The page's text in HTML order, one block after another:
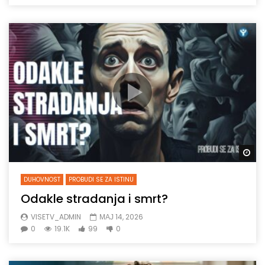
DUHOVNOST PROBUDI SE ZA ISTINU
Odakle stradanja i smrt?
VISETV_ADMIN
МАЈ 14, 2026
0
19.1K 99 0